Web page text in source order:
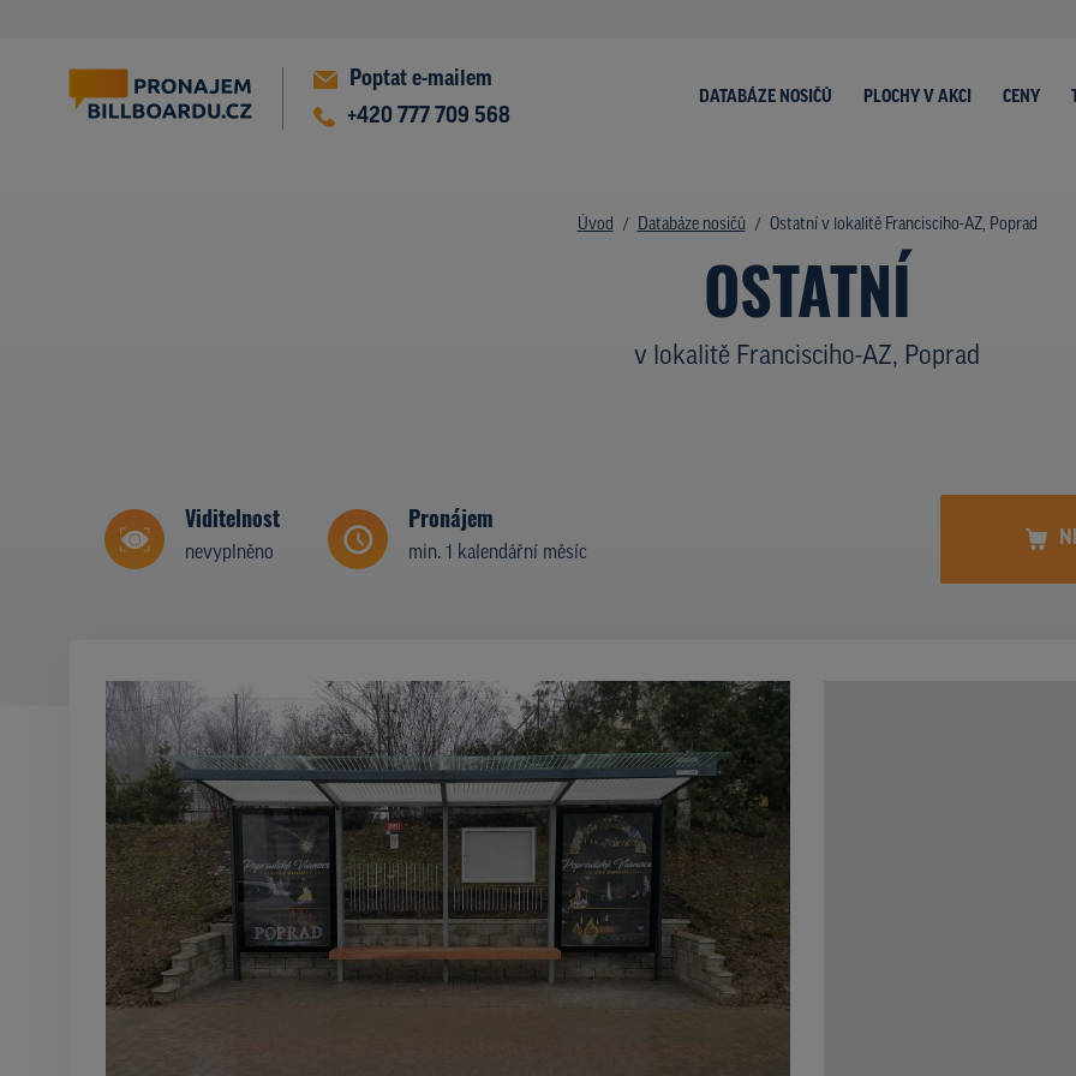
Poptat e-mailem
+420 777 709 568
DATABÁZE NOSIČŮ PLOCHY V AKCI CENY
Úvod Databáze nosičů Ostatní v lokalitě Francisciho-AZ, Poprad
OSTATNÍ
v lokalitě Francisciho-AZ, Poprad
Viditelnost
nevyplněno
Pronájem
min. 1 kalendářní měsíc